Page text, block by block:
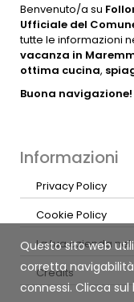
Benvenuto/a su
Ufficiale del
tutte le informazioni
vacanza in
ottima cucina,
Buona navigazione!
Informazioni
Privacy Policy
Cookie Policy
La tua azienda
Credits
Questo sito web
corretta
connessi. Clicca